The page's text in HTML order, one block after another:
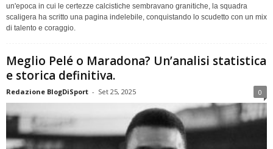
un'epoca in cui le certezze calcistiche sembravano granitiche, la squadra
scaligera ha scritto una pagina indelebile, conquistando lo scudetto con un mix
di talento e coraggio.
Meglio Pelé o Maradona? Un’analisi statistica
e storica definitiva.
Redazione BlogDiSport - Set 25, 2025 0